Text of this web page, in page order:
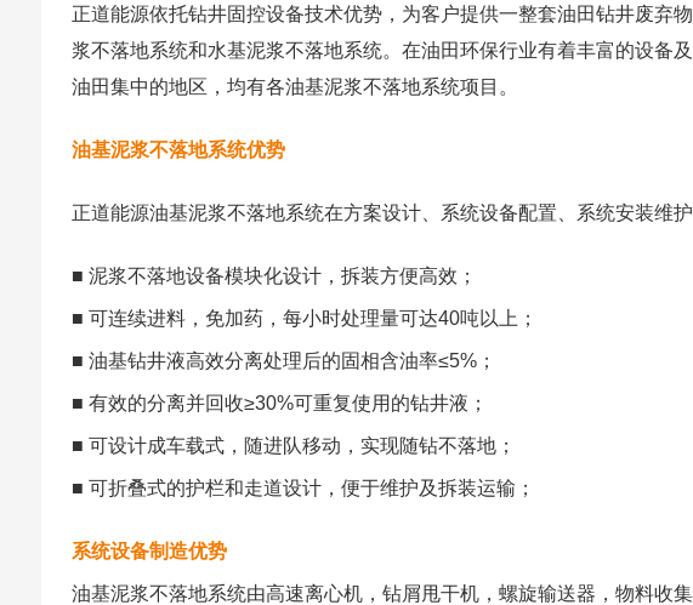
正道能源依托钻井固控设备技术优势，为客户提供一整套油田钻井废弃
浆不落地系统和水基泥浆不落地系统。在油田环保行业有着丰富的设备
油田集中的地区，均有各油基泥浆不落地系统项目。
油基泥浆不落地系统优势
正道能源油基泥浆不落地系统在方案设计、系统设备配置、系统安装维
■ 泥浆不落地设备模块化设计，拆装方便高效；
■ 可连续进料，免加药，每小时处理量可达40吨以上；
■ 油基钻井液高效分离处理后的固相含油率≤5%；
■ 有效的分离并回收≥30%可重复使用的钻井液；
■ 可设计成车载式，随进队移动，实现随钻不落地；
■ 可折叠式的护栏和走道设计，便于维护及拆装运输；
系统设备制造优势
油基泥浆不落地系统由高速离心机，钻屑甩干机，螺旋输送器，物料收